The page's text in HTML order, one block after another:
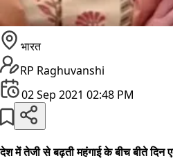
भारत
RP Raghuvanshi
02 Sep 2021 02:48 PM
देश में तेजी से बढ़ती महंगाई के बीच बीते